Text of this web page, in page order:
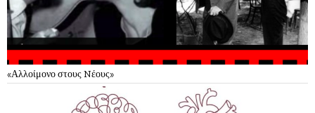
«Αλλοίμονο στους Nέους»